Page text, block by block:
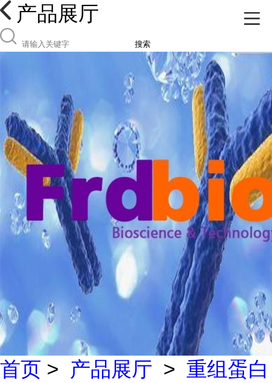
产品展厅
搜索
首页 > 产品展厅 > 重组蛋白